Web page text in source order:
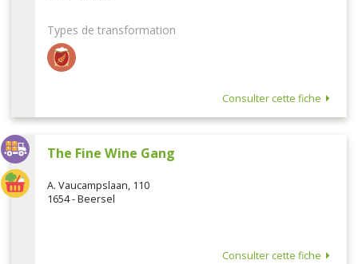
Types de transformation
Consulter cette fiche
The Fine Wine Gang
A. Vaucampslaan, 110
1654 - Beersel
Consulter cette fiche